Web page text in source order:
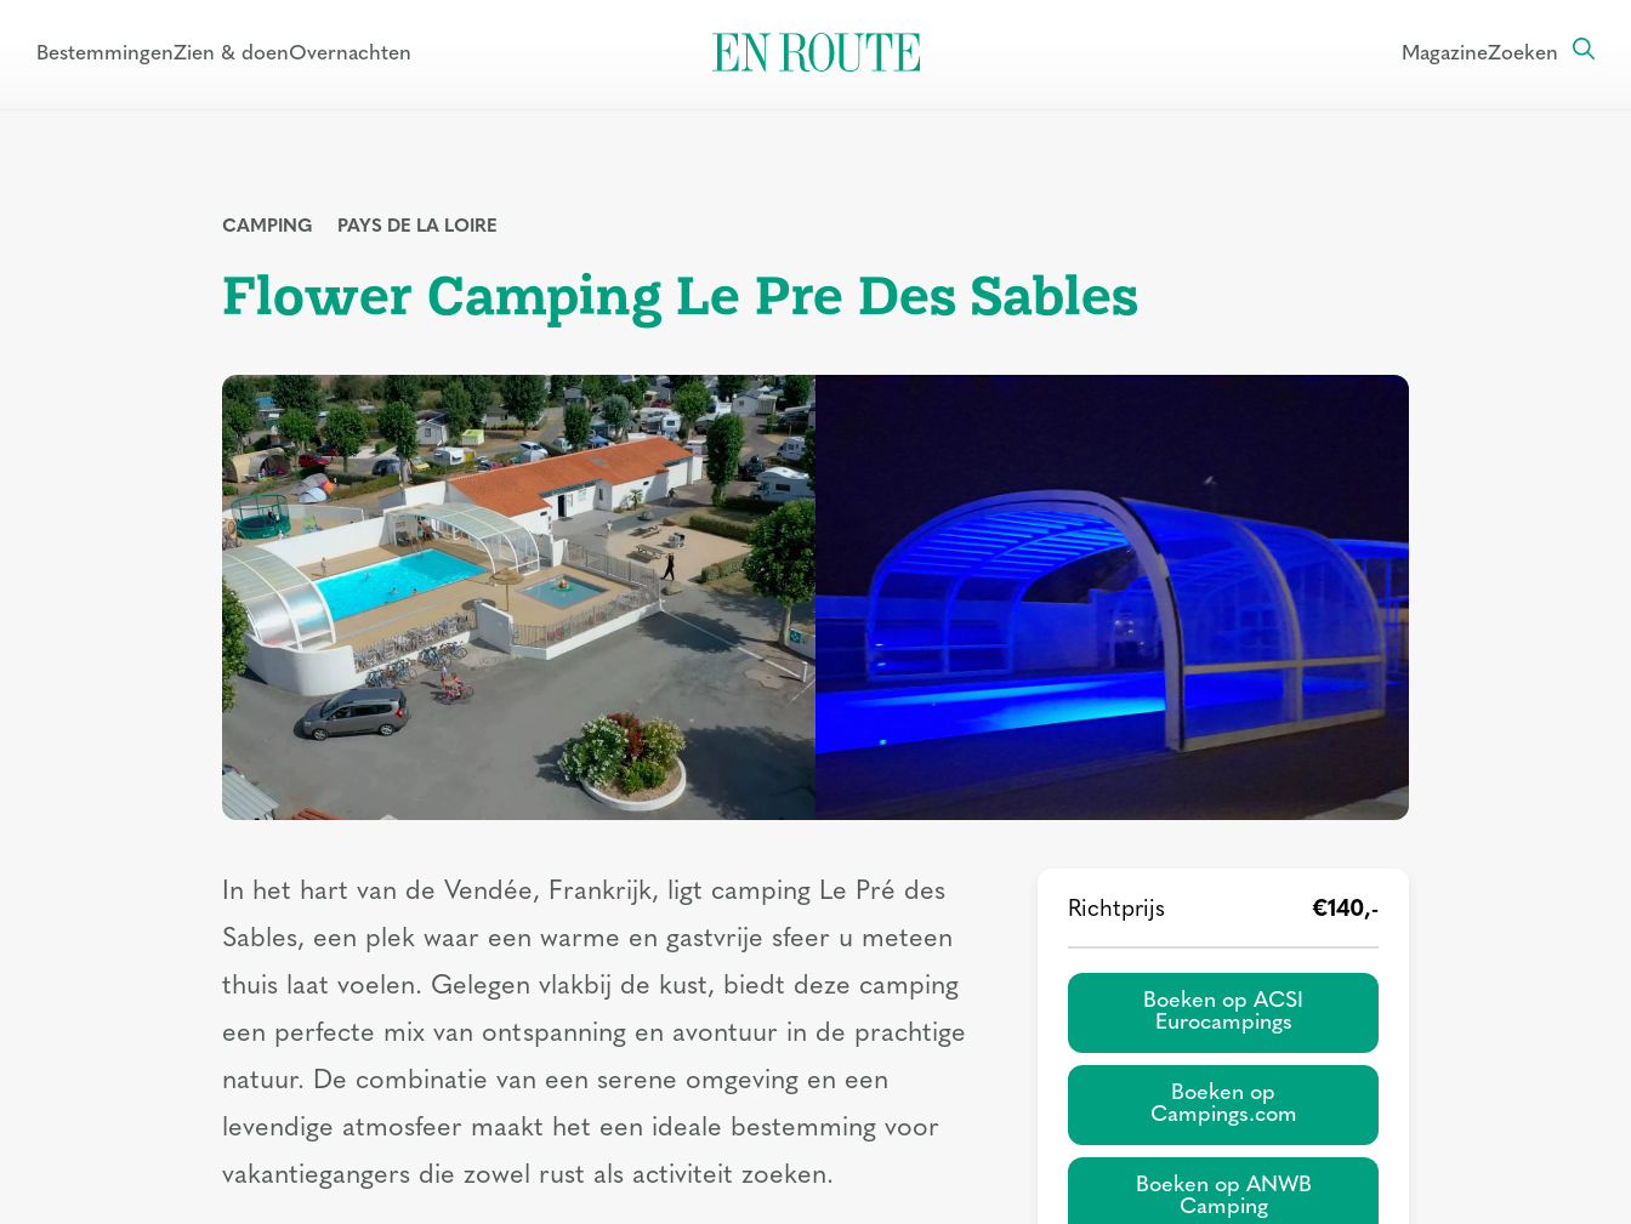
BestemmingenZien & doenOvernachten MagazineZoeken
CAMPING PAYS DE LA LOIRE
Flower Camping Le Pre Des Sables
In het hart van de Vendée, Frankrijk, ligt camping Le Pré des
Sables, een plek waar een warme en gastvrije sfeer u meteen
thuis laat voelen. Gelegen vlakbij de kust, biedt deze camping
een perfecte mix van ontspanning en avontuur in de prachtige
natuur. De combinatie van een serene omgeving en een
levendige atmosfeer maakt het een ideale bestemming voor
vakantiegangers die zowel rust als activiteit zoeken.
Richtprijs €140,-
Boeken op ACSI
Eurocampings
Boeken op
Campings.com
Boeken op ANWB
Camping